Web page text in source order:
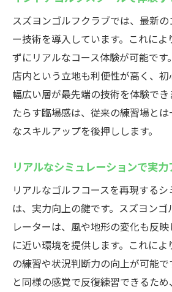
スズヨンゴルフクラブでは、最新
ー技術を導入しています。これに
ずにリアルなコース体験が可能です
店内という立地も利便性が高く、
幅広い層が最先端の技術を体験で
たらす臨場感は、従来の練習場と
なスキルアップを後押しします。
リアルなシミュレーションで実
リアルなゴルフコースを再現する
は、実力向上の鍵です。スズヨン
レーターは、風や地形の変化も反
に近い環境を提供します。これによ
の練習や状況判断力の向上が可能
と同様の感覚で反復練習できるた